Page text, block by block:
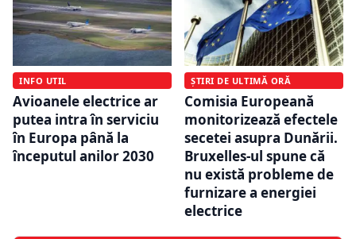
INFO UTIL
Avioanele electrice ar
putea intra în serviciu
în Europa până la
începutul anilor 2030
ȘTIRI DE ULTIMĂ ORĂ
Comisia Europeană
monitorizează efectele
secetei asupra Dunării.
Bruxelles-ul spune că
nu există probleme de
furnizare a energiei
electrice